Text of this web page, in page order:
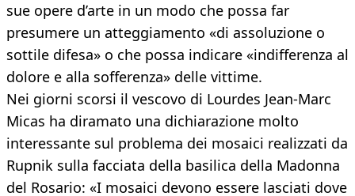
sue opere d’arte in un modo che possa far
presumere un atteggiamento «di assoluzione o
sottile difesa» o che possa indicare «indifferenza al
dolore e alla sofferenza» delle vittime.
Nei giorni scorsi il vescovo di Lourdes Jean-Marc
Micas ha diramato una dichiarazione molto
interessante sul problema dei mosaici realizzati da
Rupnik sulla facciata della basilica della Madonna
del Rosario: «I mosaici devono essere lasciati dove